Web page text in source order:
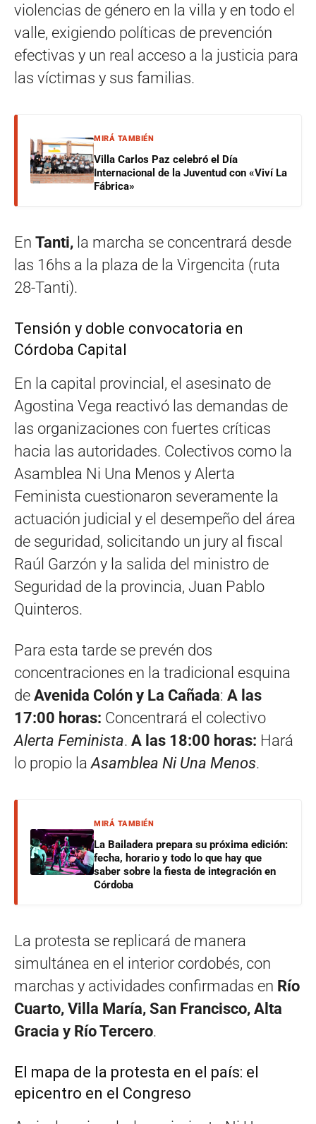
violencias de género en la villa y en todo el
valle, exigiendo políticas de prevención
efectivas y un real acceso a la justicia para
las víctimas y sus familias.
MIRÁ TAMBIÉN
Villa Carlos Paz celebró el Día
Internacional de la Juventud con «Viví La
Fábrica»
En Tanti, la marcha se concentrará desde
las 16hs a la plaza de la Virgencita (ruta
28-Tanti).
Tensión y doble convocatoria en
Córdoba Capital
En la capital provincial, el asesinato de
Agostina Vega reactivó las demandas de
las organizaciones con fuertes críticas
hacia las autoridades. Colectivos como la
Asamblea Ni Una Menos y Alerta
Feminista cuestionaron severamente la
actuación judicial y el desempeño del área
de seguridad, solicitando un jury al fiscal
Raúl Garzón y la salida del ministro de
Seguridad de la provincia, Juan Pablo
Quinteros.
Para esta tarde se prevén dos
concentraciones en la tradicional esquina
de Avenida Colón y La Cañada: A las
17:00 horas: Concentrará el colectivo
Alerta Feminista. A las 18:00 horas: Hará
lo propio laAsamblea Ni Una Menos.
MIRÁ TAMBIÉN
La Bailadera prepara su próxima edición:
fecha, horario y todo lo que hay que
saber sobre la fiesta de integración en
Córdoba
La protesta se replicará de manera
simultánea en el interior cordobés, con
marchas y actividades confirmadas en Río
Cuarto, Villa María, San Francisco, Alta
Gracia y Río Tercero.
El mapa de la protesta en el país: el
epicentro en el Congreso